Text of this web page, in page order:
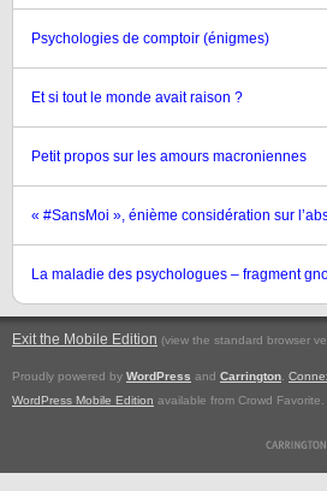
Psychologies de comptoir (énigmes)
Et si tout le monde avait raison ?
Petit propos sur les amours macroniennes
« #SansMoi », énième considération sur
La maladie des psychologues – fragment
Exit the Mobile Edition (view the standard browser
Proudly powered by WordPress and Carrington
WordPress Mobile Edition available from Crowd Favorite.